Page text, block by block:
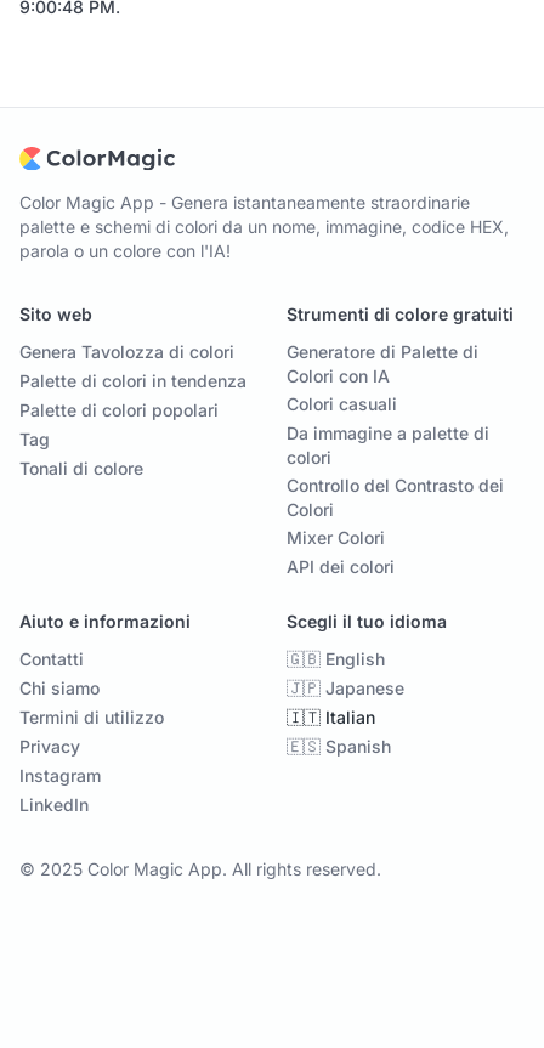
9:00:48 PM.
Color Magic App - Genera istantaneamente straordinarie
palette e schemi di colori da un nome, immagine, codice HEX,
parola o un colore con l'IA!
Sito web
Genera Tavolozza di colori
Palette di colori in tendenza
Palette di colori popolari
Tag
Tonali di colore
Strumenti di colore gratuiti
Generatore di Palette di
Colori con IA
Colori casuali
Da immagine a palette di
colori
Controllo del Contrasto dei
Colori
Mixer Colori
API dei colori
Aiuto e informazioni
Contatti
Chi siamo
Termini di utilizzo
Privacy
Instagram
LinkedIn
Scegli il tuo idioma
🇬🇧 English
🇯🇵 Japanese
🇮🇹 Italian
🇪🇸 Spanish
© 2025 Color Magic App. All rights reserved.